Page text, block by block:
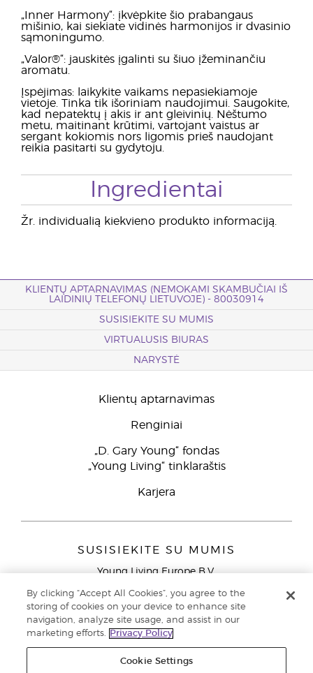
„Inner Harmony“: įkvėpkite šio prabangaus
mišinio, kai siekiate vidinės harmonijos ir dvasinio
sąmoningumo.
„Valor®“: jauskitės įgalinti su šiuo įžeminančiu
aromatu.
Įspėjimas: laikykite vaikams nepasiekiamoje
vietoje. Tinka tik išoriniam naudojimui. Saugokite,
kad nepatektų į akis ir ant gleivinių. Nėštumo
metu, maitinant krūtimi, vartojant vaistus ar
sergant kokiomis nors ligomis prieš naudojant
reikia pasitarti su gydytoju.
Ingredientai
Žr. individualią kiekvieno produkto informaciją.
KLIENTŲ APTARNAVIMAS (NEMOKAMI SKAMBUČIAI IŠ
LAIDINIŲ TELEFONŲ LIETUVOJE) - 80030914
SUSISIEKITE SU MUMIS
VIRTUALUSIS BIURAS
NARYSTĖ
Klientų aptarnavimas
Renginiai
„D. Gary Young“ fondas
„Young Living“ tinklaraštis
Karjera
SUSISIEKITE SU MUMIS
Young Living Europe B.V.
9727 AJ Groningen
Klientų aptarnavimas (nemokami skambučiai iš laidinių
telefonų Lietuvoje)80030914
By clicking “Accept All Cookies”, you agree to the
storing of cookies on your device to enhance site
navigation, analyze site usage, and assist in our
marketing efforts.
Privacy Policy
Cookie Settings